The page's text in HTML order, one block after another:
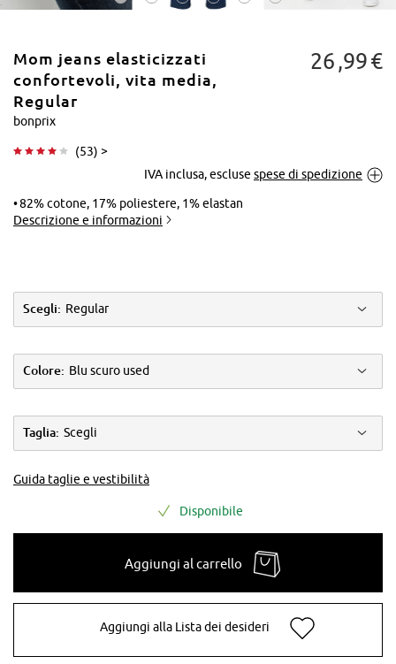
Mom jeans elasticizzati
confortevoli, vita media,
Regular
bonprix
(53) >
26 99€
IVA inclusa, escluse spese di spedizione
82% cotone, 17% poliestere, 1% elastan
Descrizione e informazioni
Scegli: Regular
Colore: Blu scuro used
Taglia: Scegli
Guida taglie e vestibilità
Disponibile
Aggiungi al carrello
Aggiungi alla Lista dei desideri